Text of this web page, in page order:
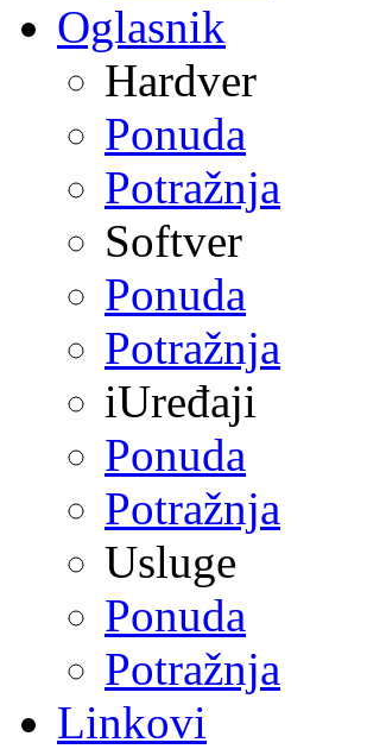
Oglasnik
Hardver
Ponuda
Potražnja
Softver
Ponuda
Potražnja
iUređaji
Ponuda
Potražnja
Usluge
Ponuda
Potražnja
Linkovi